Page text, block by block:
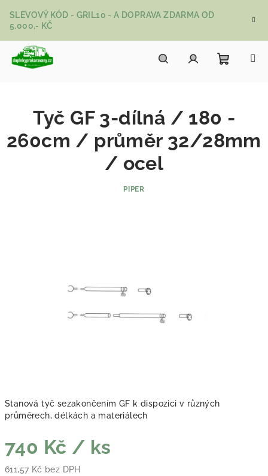
SLEVOVÝ KÓD - GRIL10 - A DOPRAVA ZDARMA OD
5.000,- KČ
Stanová tyč sezakončením GF k dispozici v různých
průměrech, délkách a materiálech
740 Kč / ks
611,57 Kč bez DPH
Tyč GF 3-dílná / 180 -
260cm / průměr 32/28mm
/ ocel
PIPER